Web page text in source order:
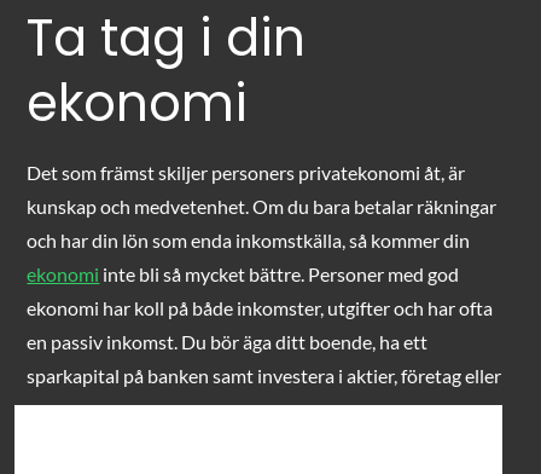
Ta tag i din
ekonomi
Det som främst skiljer personers privatekonomi åt, är
kunskap och medvetenhet. Om du bara betalar räkningar
och har din lön som enda inkomstkälla, så kommer din
ekonomi inte bli så mycket bättre. Personer med god
ekonomi har koll på både inkomster, utgifter och har ofta
en passiv inkomst. Du bör äga ditt boende, ha ett
sparkapital på banken samt investera i aktier, företag eller